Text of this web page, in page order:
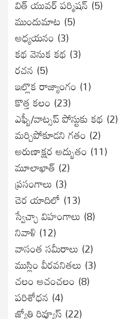
విత్ యువర్ పర్మిషన్ (5)
ముందుమాట (5)
అధ్యయనం (3)
కథ వెనుక కథ (3)
రచన (5)
ఇల్లొక రాజ్యాంగం (1)
కొత్త కలం (23)
ఎఫ్బీ/వాట్సప్ పోస్టుకు కథ (2)
మర్చిపోకూడని గతం (2)
అరుణాక్షర అద్భుతం (11)
మూలాఖాత్ (2)
ప్రసంగాలు (3)
చెర యాదిలో (13)
స్వేచ్ఛా విహంగాలు (8)
నివాళి (12)
వాసంత సమీరాలు (2)
ముస్లిం వీరవనితలు (3)
చలం అచంచలం (8)
ప‌రిశోధ‌న‌ (4)
జ్యోతి రివ్యూస్ (22)